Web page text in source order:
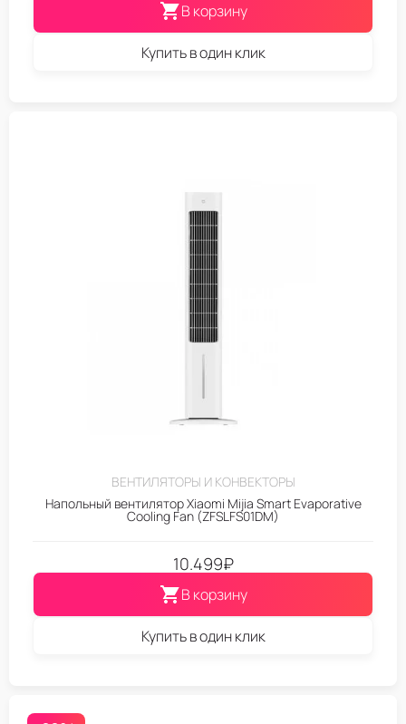
В корзину
Купить в один клик
ВЕНТИЛЯТОРЫ И КОНВЕКТОРЫ
Напольный вентилятор Xiaomi Mijia Smart Evaporative
Cooling Fan (ZFSLFS01DM)
10.499₽
В корзину
Купить в один клик